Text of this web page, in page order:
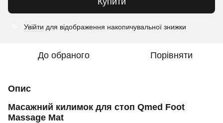
Увійти для відображення накопичувальної знижки
До обраного Порівняти
Опис
Масажний килимок для стоп Qmed Foot
Massage Mat